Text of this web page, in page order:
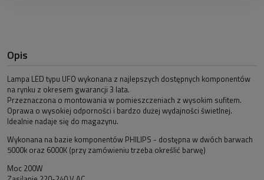
Opis
Lampa LED typu UFO wykonana z najlepszych dostępnych komponentów
na rynku z okresem gwarancji 3 lata.
Przeznaczona o montowania w pomieszczeniach z wysokim sufitem.
Oprawa o wysokiej odporności i bardzo dużej wydajności świetlnej.
Idealnie nadaje się do magazynu.
Wykonana na bazie komponentów PHILIPS - dostępna w dwóch barwach
5000k oraz 6000K (przy zamówieniu trzeba określić barwę)
Moc 200W